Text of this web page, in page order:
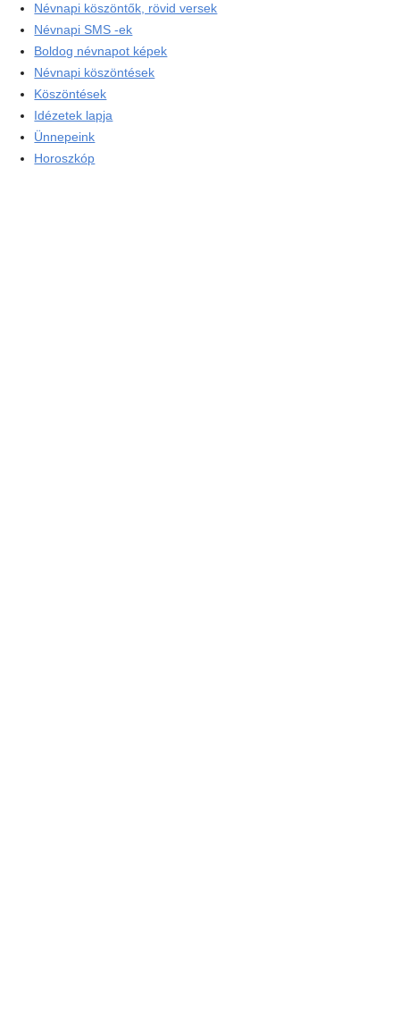
Névnapi köszöntők, rövid versek
Névnapi SMS -ek
Boldog névnapot képek
Névnapi köszöntések
Köszöntések
Idézetek lapja
Ünnepeink
Horoszkóp